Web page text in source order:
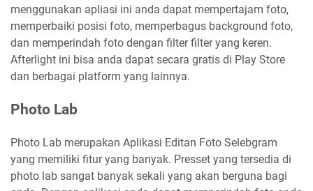
menggunakan apliasi ini anda dapat mempertajam foto,
memperbaiki posisi foto, memperbagus background foto,
dan memperindah foto dengan filter filter yang keren.
Afterlight ini bisa anda dapat secara gratis di Play Store
dan berbagai platform yang lainnya.
Photo Lab
Photo Lab merupakan Aplikasi Editan Foto Selebgram
yang memiliki fitur yang banyak. Presset yang tersedia di
photo lab sangat banyak sekali yang akan berguna bagi